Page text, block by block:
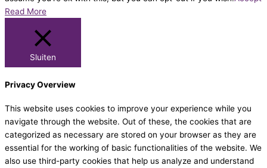
Read More
Sluiten
Privacy Overview
This website uses cookies to improve your experience while you
navigate through the website. Out of these, the cookies that are
categorized as necessary are stored on your browser as they are
essential for the working of basic functionalities of the website. We
also use third-party cookies that help us analyze and understand